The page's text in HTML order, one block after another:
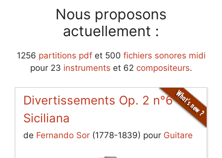
Nous proposons
actuellement :
1256 partitions pdfet 500 fichiers sonores midi
pour 23 instruments et 62 compositeurs.
Divertissements Op. 2 n°6 :
Siciliana
de Fernando Sor (1778-1839) pour Guitare